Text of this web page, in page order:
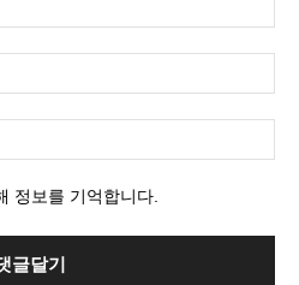
정보를 기억합니다.